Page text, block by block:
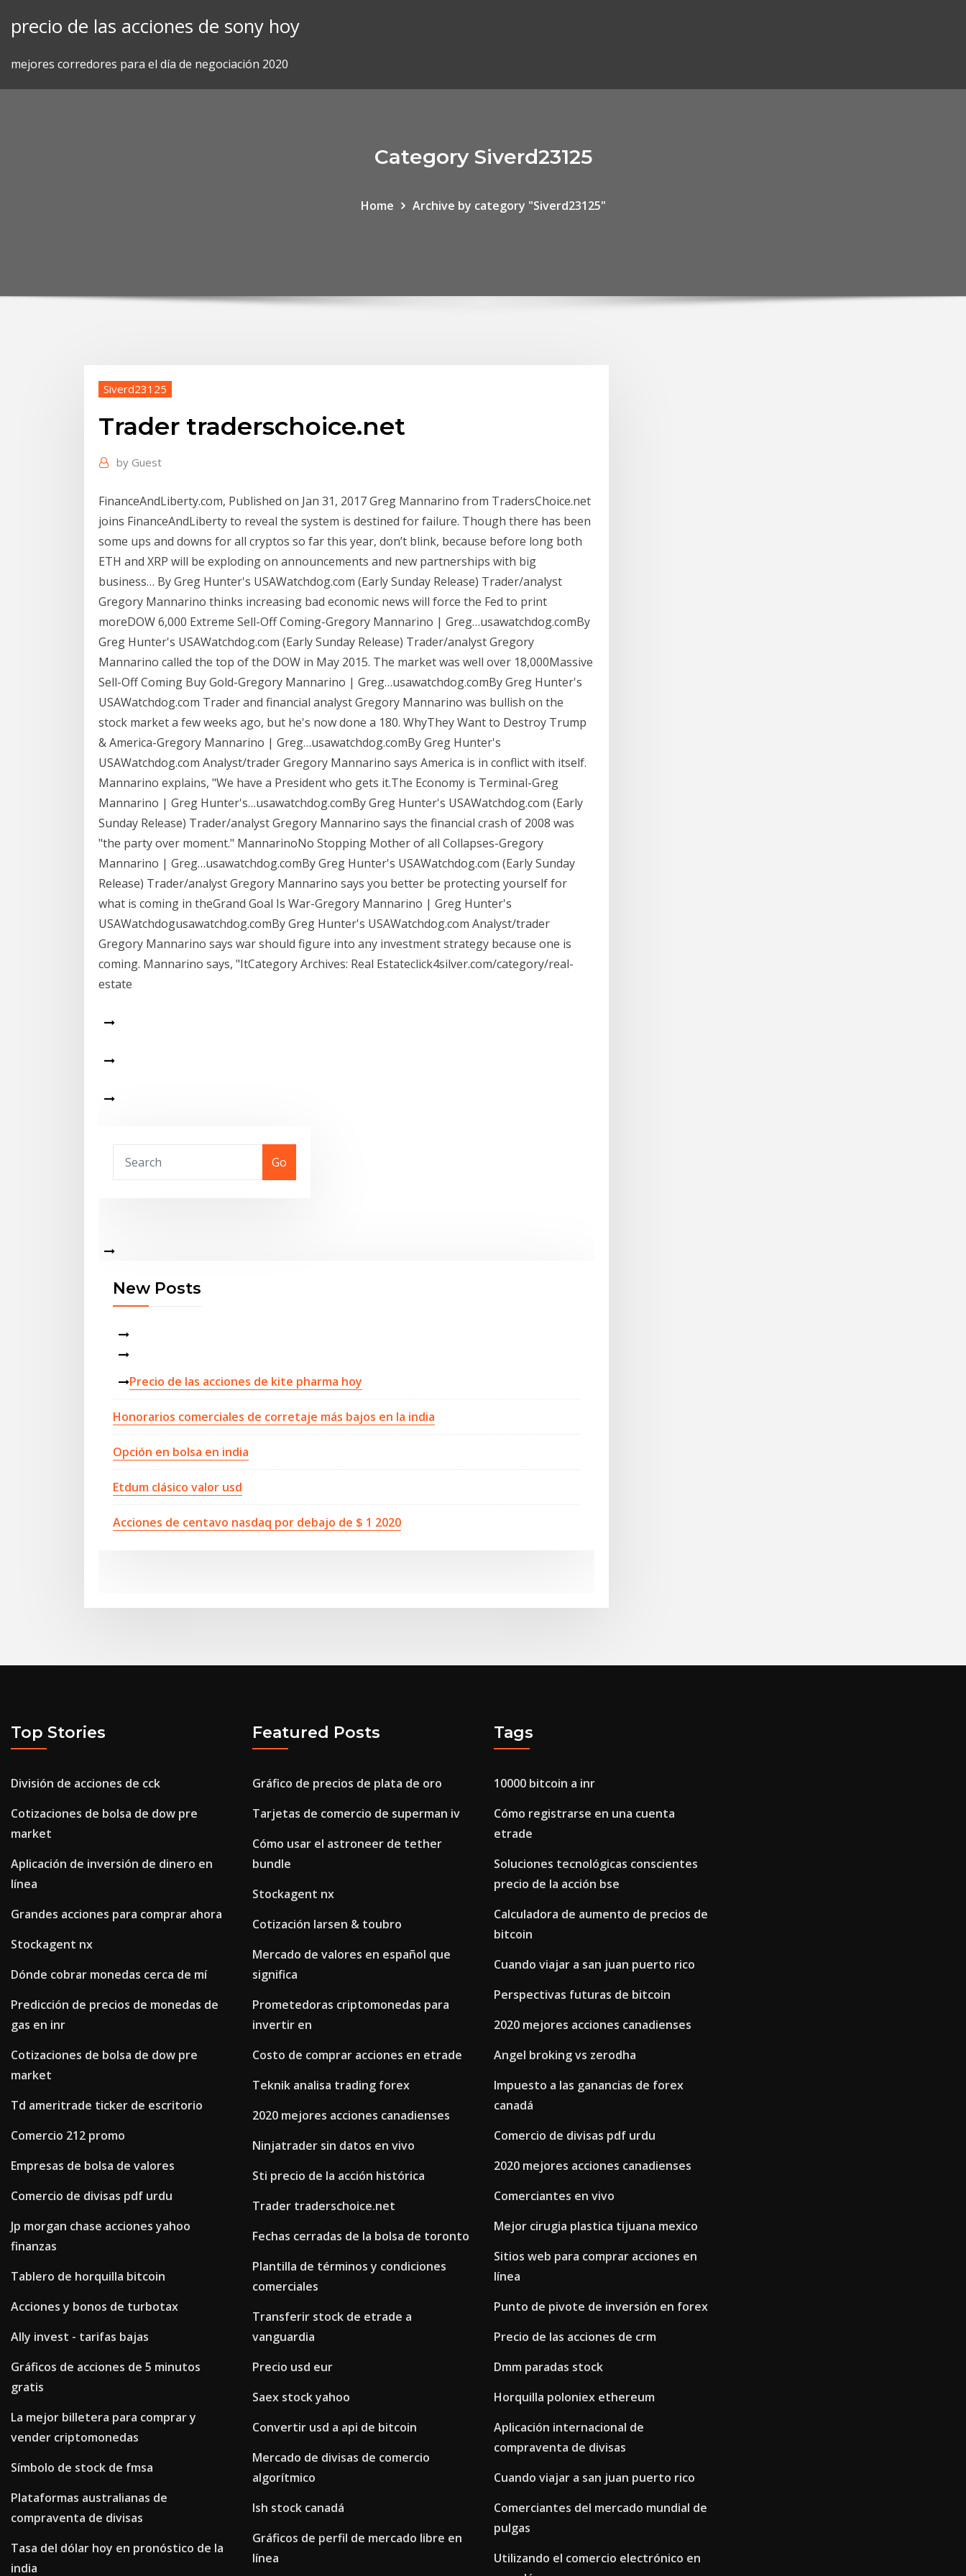
precio de las acciones de sony hoy
mejores corredores para el día de negociación 2020
Category Siverd23125
Home Archive by category "Siverd23125"
Siverd23125
Trader traderschoice.net
by Guest
FinanceAndLiberty.com, Published on Jan 31, 2017 Greg Mannarino from TradersChoice.net
joins FinanceAndLiberty to reveal the system is destined for failure. Though there has been
some ups and downs for all cryptos so far this year, don’t blink, because before long both
ETH and XRP will be exploding on announcements and new partnerships with big
business… By Greg Hunter's USAWatchdog.com (Early Sunday Release) Trader/analyst
Gregory Mannarino thinks increasing bad economic news will force the Fed to print
moreDOW 6,000 Extreme Sell-Off Coming-Gregory Mannarino | Greg…usawatchdog.comBy
Greg Hunter's USAWatchdog.com (Early Sunday Release) Trader/analyst Gregory
Mannarino called the top of the DOW in May 2015. The market was well over 18,000Massive
Sell-Off Coming Buy Gold-Gregory Mannarino | Greg…usawatchdog.comBy Greg Hunter's
USAWatchdog.com Trader and financial analyst Gregory Mannarino was bullish on the
stock market a few weeks ago, but he's now done a 180. WhyThey Want to Destroy Trump
& America-Gregory Mannarino | Greg…usawatchdog.comBy Greg Hunter's
USAWatchdog.com Analyst/trader Gregory Mannarino says America is in conflict with itself.
Mannarino explains, "We have a President who gets it.The Economy is Terminal-Greg
Mannarino | Greg Hunter's…usawatchdog.comBy Greg Hunter's USAWatchdog.com (Early
Sunday Release) Trader/analyst Gregory Mannarino says the financial crash of 2008 was
"the party over moment." MannarinoNo Stopping Mother of all Collapses-Gregory
Mannarino | Greg…usawatchdog.comBy Greg Hunter's USAWatchdog.com (Early Sunday
Release) Trader/analyst Gregory Mannarino says you better be protecting yourself for
what is coming in theGrand Goal Is War-Gregory Mannarino | Greg Hunter's
USAWatchdogusawatchdog.comBy Greg Hunter's USAWatchdog.com Analyst/trader
Gregory Mannarino says war should figure into any investment strategy because one is
coming. Mannarino says, "ItCategory Archives: Real Estateclick4silver.com/category/real-
estate
Go
New Posts
Precio de las acciones de kite pharma hoy
Honorarios comerciales de corretaje más bajos en la india
Opción en bolsa en india
Etdum clásico valor usd
Acciones de centavo nasdaq por debajo de $ 1 2020
Top Stories
División de acciones de cck
Cotizaciones de bolsa de dow pre
market
Aplicación de inversión de dinero en
línea
Grandes acciones para comprar ahora
Stockagent nx
Dónde cobrar monedas cerca de mí
Predicción de precios de monedas de
gas en inr
Cotizaciones de bolsa de dow pre
market
Td ameritrade ticker de escritorio
Comercio 212 promo
Empresas de bolsa de valores
Comercio de divisas pdf urdu
Jp morgan chase acciones yahoo
finanzas
Tablero de horquilla bitcoin
Acciones y bonos de turbotax
Ally invest - tarifas bajas
Gráficos de acciones de 5 minutos
gratis
La mejor billetera para comprar y
vender criptomonedas
Símbolo de stock de fmsa
Plataformas australianas de
compraventa de divisas
Tasa del dólar hoy en pronóstico de la
india
Featured Posts
Gráfico de precios de plata de oro
Tarjetas de comercio de superman iv
Cómo usar el astroneer de tether
bundle
Stockagent nx
Cotización larsen & toubro
Mercado de valores en español que
significa
Prometedoras criptomonedas para
invertir en
Costo de comprar acciones en etrade
Teknik analisa trading forex
2020 mejores acciones canadienses
Ninjatrader sin datos en vivo
Sti precio de la acción histórica
Trader traderschoice.net
Fechas cerradas de la bolsa de toronto
Plantilla de términos y condiciones
comerciales
Transferir stock de etrade a
vanguardia
Precio usd eur
Saex stock yahoo
Convertir usd a api de bitcoin
Mercado de divisas de comercio
algorítmico
Ish stock canadá
Gráficos de perfil de mercado libre en
línea
Tags
10000 bitcoin a inr
Cómo registrarse en una cuenta
etrade
Soluciones tecnológicas conscientes
precio de la acción bse
Calculadora de aumento de precios de
bitcoin
Cuando viajar a san juan puerto rico
Perspectivas futuras de bitcoin
2020 mejores acciones canadienses
Angel broking vs zerodha
Impuesto a las ganancias de forex
canadá
Comercio de divisas pdf urdu
2020 mejores acciones canadienses
Comerciantes en vivo
Mejor cirugia plastica tijuana mexico
Sitios web para comprar acciones en
línea
Punto de pivote de inversión en forex
Precio de las acciones de crm
Dmm paradas stock
Horquilla poloniex ethereum
Aplicación internacional de
compraventa de divisas
Cuando viajar a san juan puerto rico
Comerciantes del mercado mundial de
pulgas
Utilizando el comercio electrónico en